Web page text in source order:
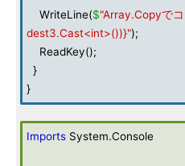
WriteLine($"Array.Copyで
dest3.Cast<int>())}");
ReadKey();
}
}
Imports System.Console